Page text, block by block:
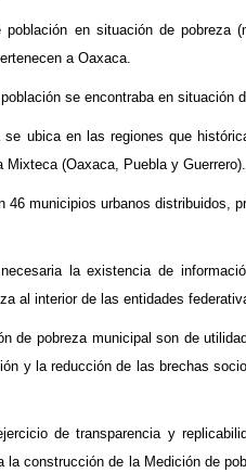
en situación de pobreza
a Oaxaca.
se encontraba en situación
ubica en las regiones que
(Oaxaca, Puebla y Guerrero).
municipios urbanos distribuidos,
la existencia de
al interior de las entidades
de pobreza municipal son de
y la reducción de las brechas
de transparencia y
construcción de la Medición de